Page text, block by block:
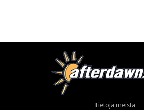
Tietoja meistä